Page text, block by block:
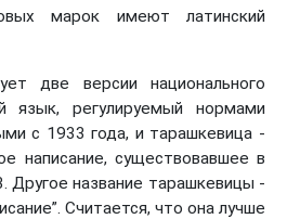
марок имеют латинский
две версии национального
язык, регулируемый нормами
с 1933 года, и тарашкевица -
написание, существовавшее в
Другое название тарашкевицы -
Считается, что она лучше